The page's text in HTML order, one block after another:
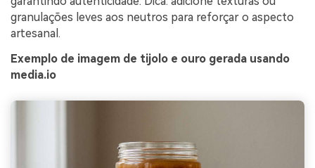
granulações leves aos neutros para reforçar o aspecto
artesanal.
Exemplo de imagem de tijolo e ouro gerada usando
media.io